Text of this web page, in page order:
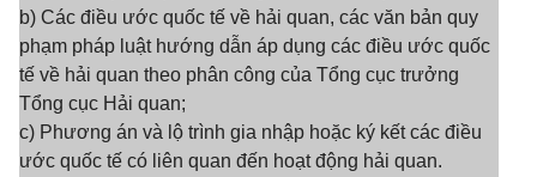
b) Các điều ước quốc tế về hải quan, các văn bản quy
phạm pháp luật hướng dẫn áp dụng các điều ước quốc
tế về hải quan theo phân công của Tổng cục trưởng
Tổng cục Hải quan;
c) Phương án và lộ trình gia nhập hoặc ký kết các điều
ước quốc tế có liên quan đến hoạt động hải quan.